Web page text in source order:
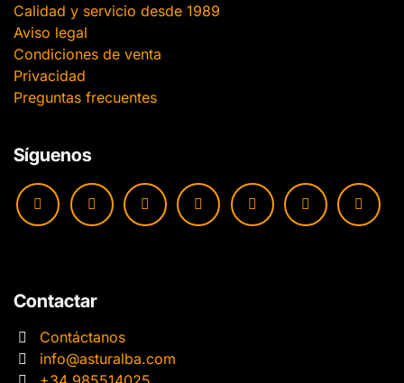
Calidad y servicio desde 1989
Aviso legal
Condiciones de venta
Privacidad
Preguntas frecuentes
Síguenos
Contactar
Contáctanos
info@asturalba.com